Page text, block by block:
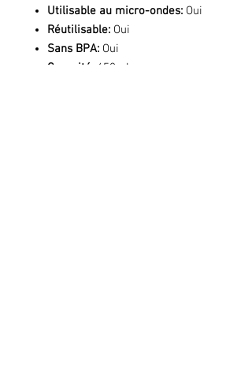
Utilisable au micro-ondes: Oui
Réutilisable: Oui
Sans BPA: Oui
Capacité:
450ml